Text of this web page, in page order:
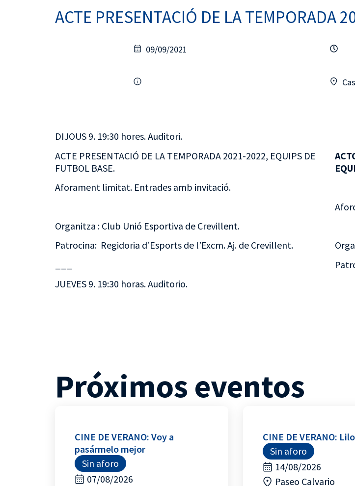
ACTE PRESENTACIÓ DE LA TEMPORADA
09/09/2021
DIJOUS 9. 19:30 hores. Auditori.
ACTE PRESENTACIÓ DE LA TEMPORADA 2021-2022, EQUIPS DE
FUTBOL BASE.
Aforament limitat. Entrades amb invitació.
Organitza : Club Unió Esportiva de Crevillent.
Patrocina: Regidoria d’Esports de l’Excm. Aj. de Crevillent.
JUEVES 9. 19:30 horas. Auditorio.
Próximos eventos
CINE DE VERANO: Voy a
pasármelo mejor
Sin aforo
07/08/2026
CINE DE VERANO:
Sin aforo
14/08/2026
Paseo Calvario